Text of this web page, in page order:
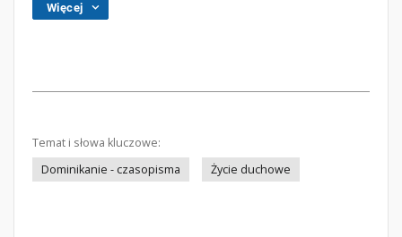
Więcej
Temat i słowa kluczowe:
Dominikanie - czasopisma
Życie duchowe